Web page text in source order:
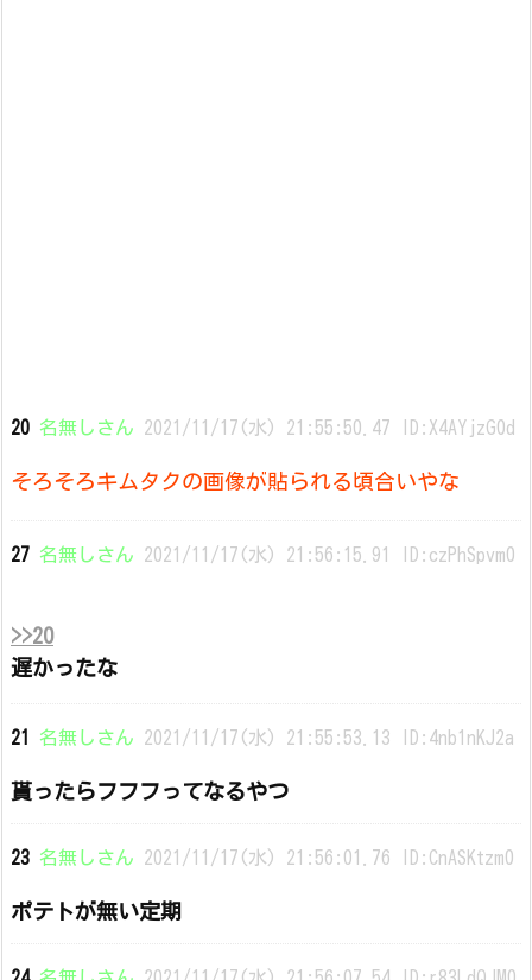
20 名無しさん 2021/11/17(水) 21:55:50.47 ID:X4AYjzG0d
そろそろキムタクの画像が貼られる頃合いやな
27 名無しさん 2021/11/17(水) 21:56:15.91 ID:czPhSpvm0
>>20
遅かったな
21 名無しさん 2021/11/17(水) 21:55:53.13 ID:4nb1nKJ2a
貰ったらフフフってなるやつ
23 名無しさん 2021/11/17(水) 21:56:01.76 ID:CnASKtzm0
ポテトが無い定期